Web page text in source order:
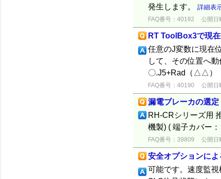
発生します。 詳細表
FAQ番号：40192 公開日
RT ToolBox3で現
任意のJ変数に現在
して、その位置へ
〇.J5+Rad（△△
FAQ番号：40190 公開日
漏電ブレーカの選
RH-CRシリーズ用
機製) ( 端子カバー
FAQ番号：39809 公開日
安全オプションに
可能です。速度監